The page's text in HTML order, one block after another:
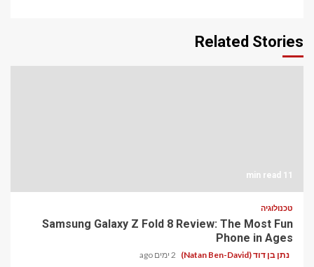
Related Stories
11 min read
טכנולוגיה
Samsung Galaxy Z Fold 8 Review: The Most Fun
Phone in Ages
נתן בן דוד (Natan Ben-David) 2 ימים ago